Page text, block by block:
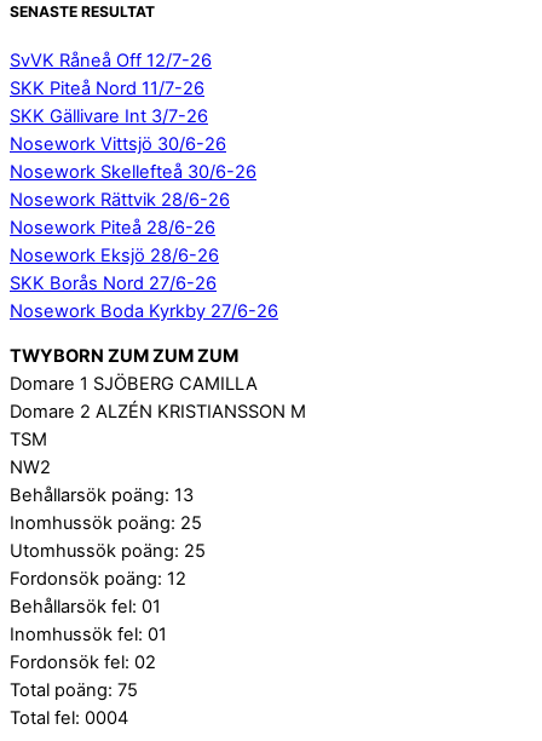
SENASTE RESULTAT
SvVK Råneå Off 12/7-26
SKK Piteå Nord 11/7-26
SKK Gällivare Int 3/7-26
Nosework Vittsjö 30/6-26
Nosework Skellefteå 30/6-26
Nosework Rättvik 28/6-26
Nosework Piteå 28/6-26
Nosework Eksjö 28/6-26
SKK Borås Nord 27/6-26
Nosework Boda Kyrkby 27/6-26
TWYBORN ZUM ZUM ZUM
Domare 1 SJÖBERG CAMILLA
Domare 2 ALZÉN KRISTIANSSON M
TSM
NW2
Behållarsök poäng: 13
Inomhussök poäng: 25
Utomhussök poäng: 25
Fordonsök poäng: 12
Behållarsök fel: 01
Inomhussök fel: 01
Fordonsök fel: 02
Total poäng: 75
Total fel: 0004